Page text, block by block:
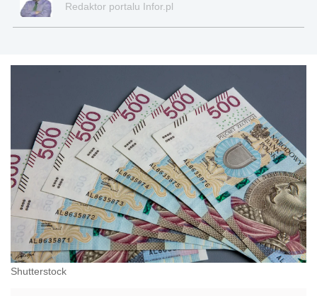
Redaktor portalu Infor.pl
Shutterstock